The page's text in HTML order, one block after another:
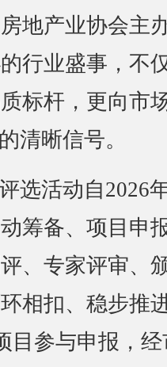
地产业协会主
行业盛事，不
标杆，更向市
清晰信号。
活动自2026
筹备、项目申
、专家评审、
相扣、稳步推
目参与申报，经